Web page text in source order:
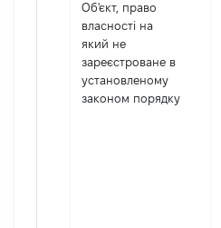
Об'єкт, право
власності на
який не
зареєстроване в
установленому
законом порядку